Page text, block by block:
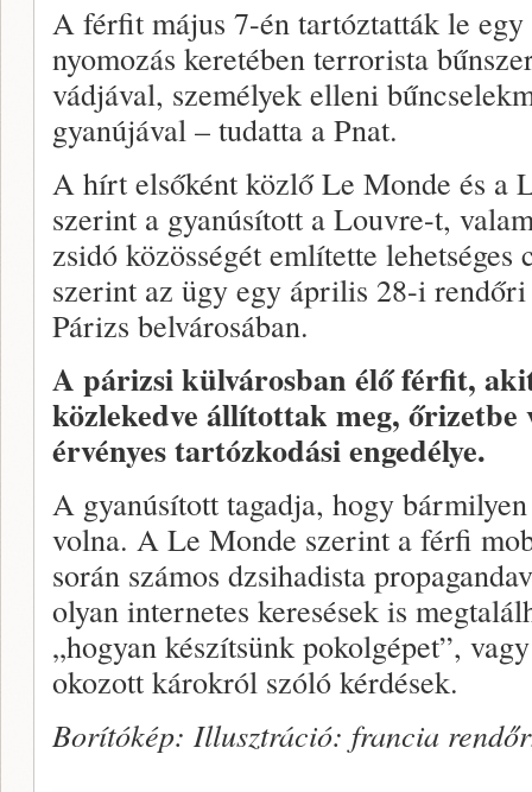
A férfit május 7-én tartóztatták le
nyomozás keretében terrorista
vádjával, személyek elleni
gyanújával – tudatta a Pnat.
A hírt elsőként közlő Le Monde és a
szerint a gyanúsított a Louvre-t,
zsidó közösségét említette
szerint az ügy egy április 28-i
Párizs belvárosában.
A párizsi külvárosban élő férfit,
közlekedve állítottak meg,
érvényes tartózkodási engedélye.
A gyanúsított tagadja, hogy
volna. A Le Monde szerint a férfi
során számos dzsihadista
olyan internetes keresések is
„hogyan készítsünk pokolgépet”,
okozott károkról szóló kérdések.
Borítókép: Illusztráció: francia